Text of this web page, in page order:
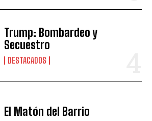
Trump: Bombardeo y
Secuestro
DESTACADOS
El Matón del Barrio